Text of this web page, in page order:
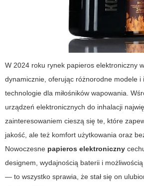
W 2024 roku rynek papieros elektroniczny
dynamicznie, oferując różnorodne modele i
technologie dla miłośników wapowania.
urządzeń elektronicznych do inhalacji
zainteresowaniem cieszą się te, które
jakość, ale też komfort użytkowania oraz
Nowoczesne papieros elektroniczny
designem, wydajnością baterii i
— to wszystko sprawia, że stał się on